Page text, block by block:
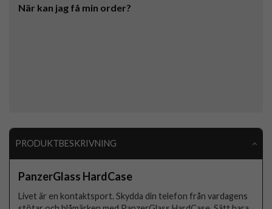
När kan jag få min order?
PRODUKTBESKRIVNING
PanzerGlass HardCase
Livet är en kontaktsport. Skydda din telefon från vardagens